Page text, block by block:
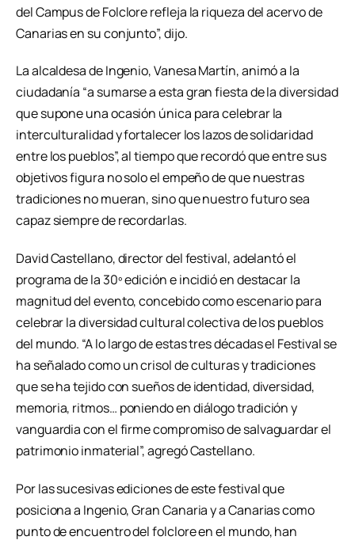
del Campus de Folclore refleja la riqueza del acervo de
Canarias en su conjunto”, dijo.
La alcaldesa de Ingenio, Vanesa Martín, animó a la
ciudadanía “a sumarse a esta gran fiesta de la diversidad
que supone una ocasión única para celebrar la
interculturalidad y fortalecer los lazos de solidaridad
entre los pueblos”, al tiempo que recordó que entre sus
objetivos figura no solo el empeño de que nuestras
tradiciones no mueran, sino que nuestro futuro sea
capaz siempre de recordarlas.
David Castellano, director del festival, adelantó el
programa de la 30º edición e incidió en destacar la
magnitud del evento, concebido como escenario para
celebrar la diversidad cultural colectiva de los pueblos
del mundo. “A lo largo de estas tres décadas el Festival se
ha señalado como un crisol de culturas y tradiciones
que se ha tejido con sueños de identidad, diversidad,
memoria, ritmos… poniendo en diálogo tradición y
vanguardia con el firme compromiso de salvaguardar el
patrimonio inmaterial”, agregó Castellano.
Por las sucesivas ediciones de este festival que
posiciona a Ingenio, Gran Canaria y a Canarias como
punto de encuentro del folclore en el mundo, han